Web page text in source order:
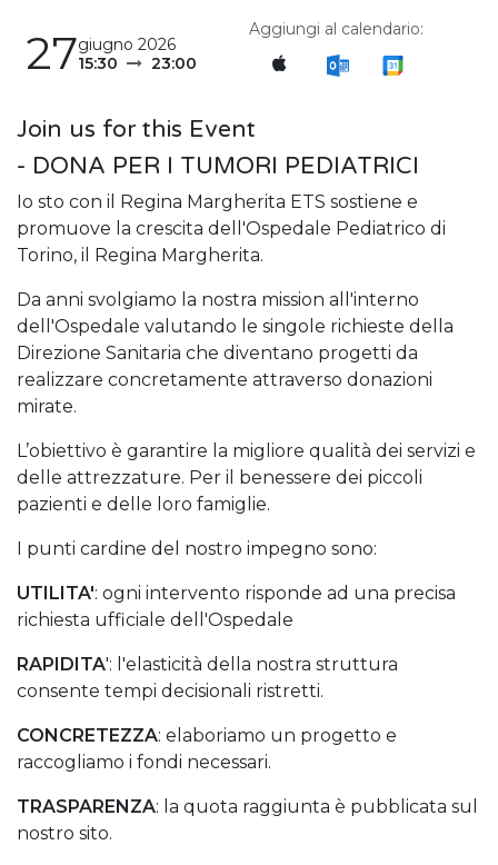
27giugno 2026
15:30
23:00
Aggiungi al calendario:
Join us for this Event
- DONA PER I TUMORI PEDIATRICI
Io sto con il Regina Margherita ETS sostiene e
promuove la crescita dell'Ospedale Pediatrico di
Torino, il Regina Margherita.
Da anni svolgiamo la nostra mission all'interno
dell'Ospedale valutando le singole richieste della
Direzione Sanitaria che diventano progetti da
realizzare concretamente attraverso donazioni
mirate.
L’obiettivo è garantire la migliore qualità dei servizi e
delle attrezzature. Per il benessere dei piccoli
pazienti e delle loro famiglie.
I punti cardine del nostro impegno sono:
UTILITA': ogni intervento risponde ad una precisa
richiesta ufficiale dell'Ospedale
RAPIDITA': l'elasticità della nostra struttura
consente tempi decisionali ristretti.
CONCRETEZZA: elaboriamo un progetto e
raccogliamo i fondi necessari.
TRASPARENZA: la quota raggiunta è pubblicata sul
nostro sito.